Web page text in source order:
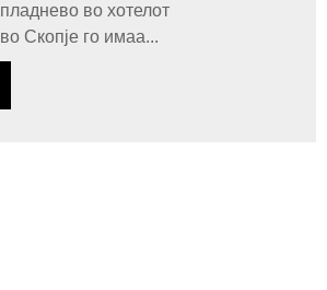
во хотелот
Скопје го имаа...